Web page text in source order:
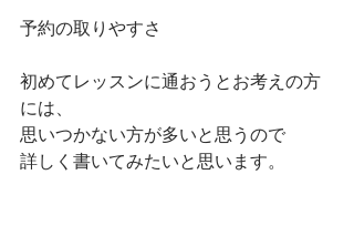
予約の取りやすさ
初めてレッスンに通おうとお考えの方
には、
思いつかない方が多いと思うので
詳しく書いてみたいと思います。